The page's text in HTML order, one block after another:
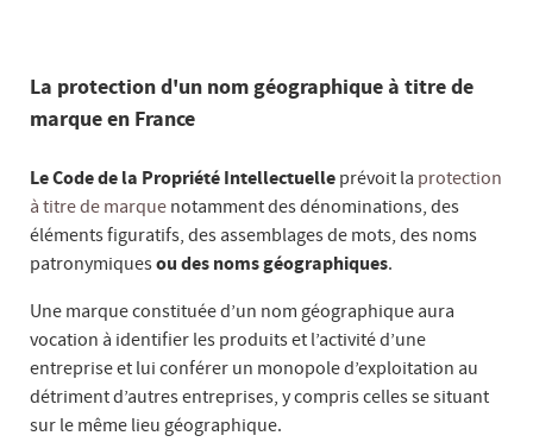
La protection d'un nom géographique à titre de
marque en France
Le Code de la Propriété Intellectuelle prévoit la protection
à titre de marque notamment des dénominations, des
éléments figuratifs, des assemblages de mots, des noms
patronymiquesou des noms géographiques.
Une marque constituée d’un nom géographique aura
vocation à identifier les produits et l’activité d’une
entreprise et lui conférer un monopole d’exploitation au
détriment d’autres entreprises, y compris celles se situant
sur le même lieu géographique.